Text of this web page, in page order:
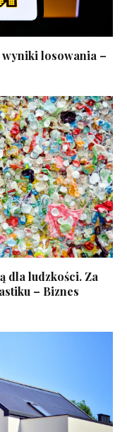
losowania –
dla ludzkości. Za
– Biznes